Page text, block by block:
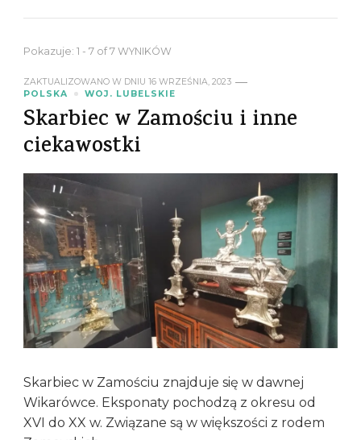
Pokazuje: 1 - 7 of 7 WYNIKÓW
ZAKTUALIZOWANO W DNIU 16 WRZEŚNIA, 2023
POLSKA
WOJ. LUBELSKIE
Skarbiec w Zamościu i inne
ciekawostki
Skarbiec w Zamościu znajduje się w dawnej
Wikarówce. Eksponaty pochodzą z okresu od
XVI do XX w. Związane są w większości z rodem